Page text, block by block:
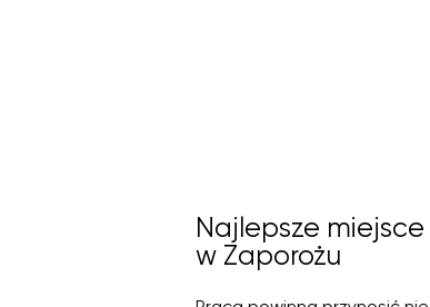
Najlepsze
w Zaporożu